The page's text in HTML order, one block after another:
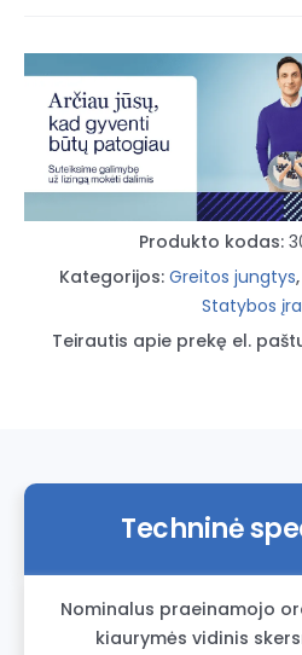
srieginė
vidinė
Produkto kodas:
Kategorijos: Greitos jungtys,
Statybos
Teirautis apie prekę el.
Techninė
Nominalus praeinamojo
kiaurymės vidinis